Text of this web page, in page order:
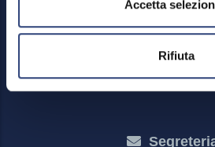
Accetta
Rifiuta
Dichiarazione di